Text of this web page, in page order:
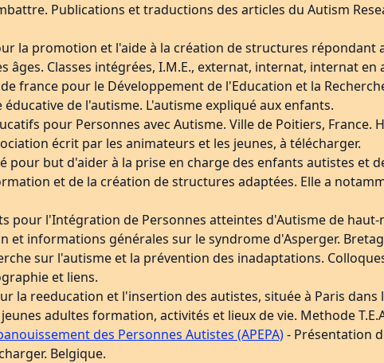
Publications et traductions des articles du Autism
la promotion et l'aide à la création de structures répondant
âges. Classes intégrées, I.M.E., externat, internat, internat en
france pour le Développement de l'Education et la
de l'autisme. L'autisme expliqué aux enfants.
pour Personnes avec Autisme. Ville de Poitiers, France.
écrit par les animateurs et les jeunes, à télécharger.
pour but d'aider à la prise en charge des enfants autistes et
et de la création de structures adaptées. Elle a
pour l'Intégration de Personnes atteintes d'Autisme de haut-
et informations générales sur le syndrome d'Asperger.
sur l'autisme et la prévention des inadaptations.
et liens.
la reeducation et l'insertion des autistes, située à Paris dans
adultes formation, activités et lieux de vie. Methode
des Personnes Autistes (APEPA)- Présentation
Belgique.